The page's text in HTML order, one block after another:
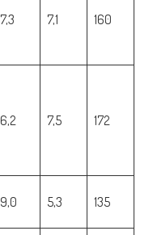
7,3 7,1 160
6,2 7,5 172
9,0 5,3 135